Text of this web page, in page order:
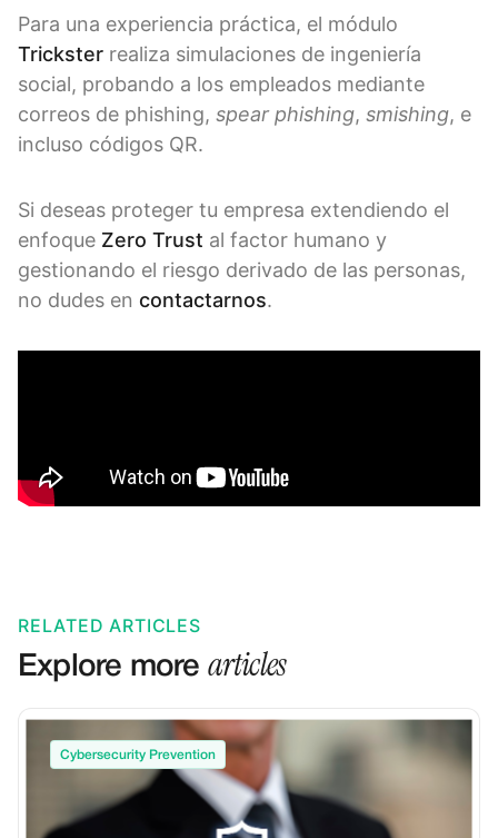
Para una experiencia práctica, el módulo
Trickster realiza simulaciones de ingeniería
social, probando a los empleados mediante
correos de phishing, spear phishing, smishing, e
incluso códigos QR.
Si deseas proteger tu empresa extendiendo el
enfoque Zero Trust al factor humano y
gestionando el riesgo derivado de las personas,
no dudes en contactarnos.
RELATED ARTICLES
Explore more articles
Cybersecurity Prevention